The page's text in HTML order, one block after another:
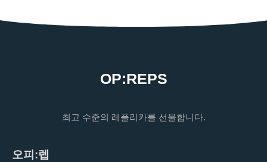
OP:REPS
최고 수준의 레플리카를 선물합니다.
오피:렙